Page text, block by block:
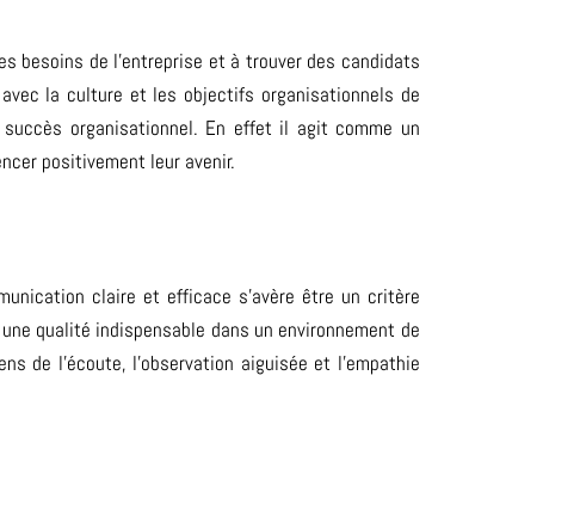
besoins de l’entreprise et à trouver des candidats
la culture et les objectifs organisationnels de
organisationnel. En effet il agit comme un
positivement leur avenir.
claire et efficace s’avère être un critère
qualité indispensable dans un environnement de
de l’écoute, l’observation aiguisée et l’empathie